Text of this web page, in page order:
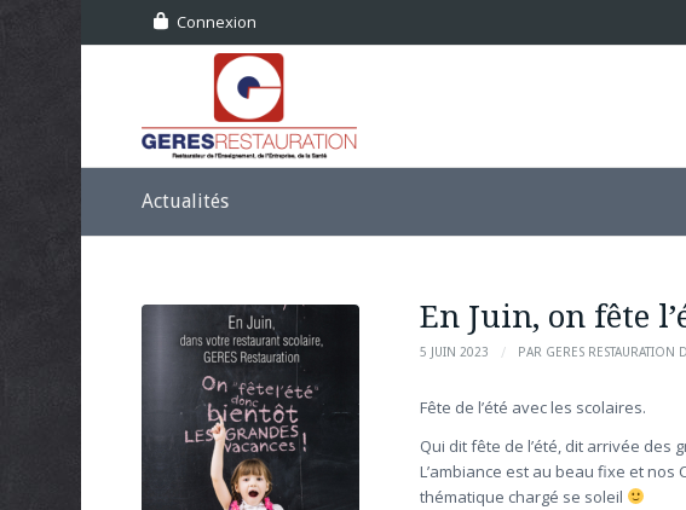
Connexion
Actualités
En Juin, on fête
5 JUIN 2023 / PAR GERES RESTAURATION
Fête de l’été avec les scolaires.
Qui dit fête de l’été, dit arrivée des
L’ambiance est au beau fixe et
thématique chargé se soleil